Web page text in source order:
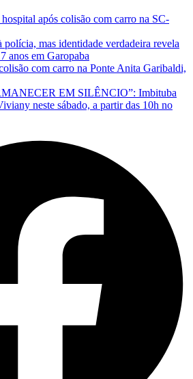
após colisão com carro na SC-
mas identidade verdadeira revela
anos em Garopaba
com carro na Ponte Anita Garibaldi,
EM SILÊNCIO”: Imbituba
neste sábado, a partir das 10h no